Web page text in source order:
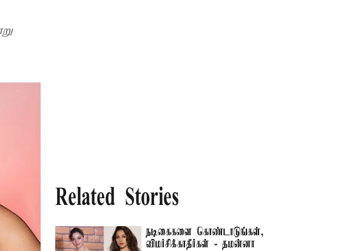
Related Stories
நடிகைகளை கொண்டாடுங்கள்,
விமர்சிக்காதீர்கள் - தமன்னா